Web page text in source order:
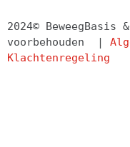
2024©
voorbehouden  |
Klachtenregeling